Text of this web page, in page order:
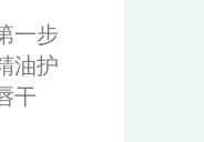
一步
油护
干